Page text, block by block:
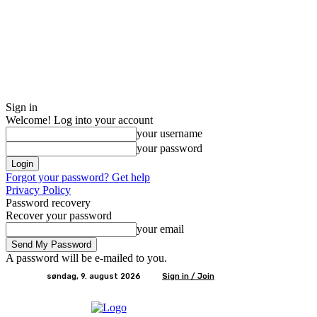
Sign in
Welcome! Log into your account
your username
your password
Forgot your password? Get help
Privacy Policy
Password recovery
Recover your password
your email
A password will be e-mailed to you.
søndag, 9. august 2026 Sign in / Join